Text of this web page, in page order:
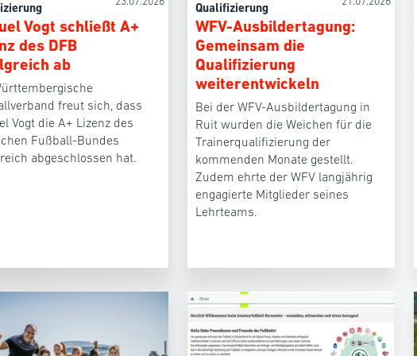
Vogt schließt A+
des DFB
ab
freut sich, dass
Vogt die A+ Lizenz des
Fußball-Bundes
abgeschlossen hat.
Qualifizierung
WFV-Ausbildertagung:
Gemeinsam die
Qualifizierung
weiterentwickeln
Bei der WFV-Ausbildertagung in
Ruit wurden die Weichen für die
Trainerqualifizierung der
kommenden Monate gestellt.
Zudem ehrte der WFV langjährig
engagierte Mitglieder seines
Lehrteams.